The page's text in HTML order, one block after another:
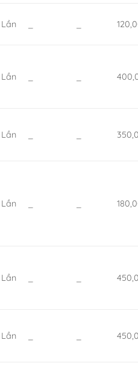
Lần
Lần
Lần
Lần
Lần
Lần